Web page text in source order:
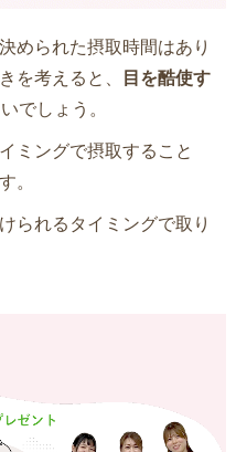
められた摂取時間はあり
を考えると、 目を酷使す
でしょう。
ミングで摂取すること
。
られるタイミングで取り